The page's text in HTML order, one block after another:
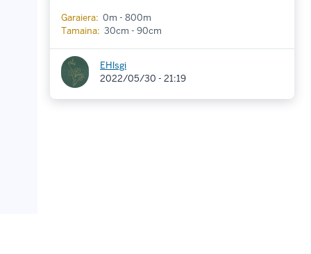
Garaiera: 0m - 800m
Tamaina: 30cm - 90cm
EHlsgi
2022/05/30 - 21:19